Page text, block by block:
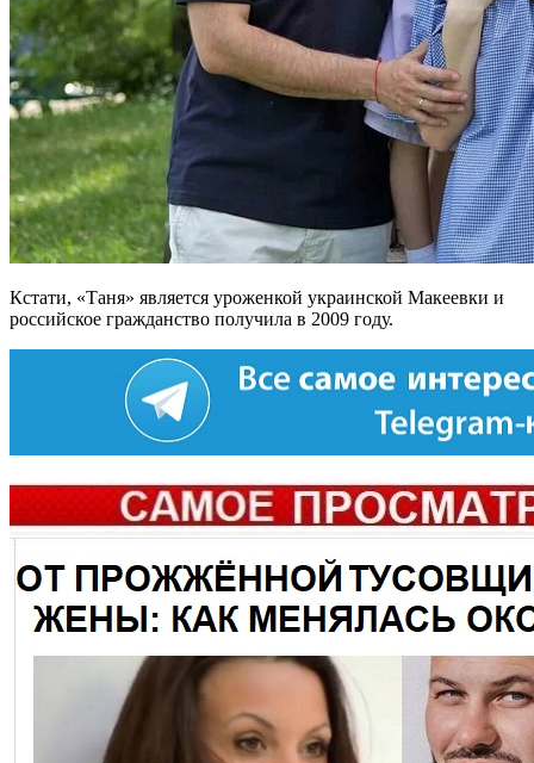
Кстати, «Таня» является уроженкой украинской Макеевки и
российское гражданство получила в 2009 году.